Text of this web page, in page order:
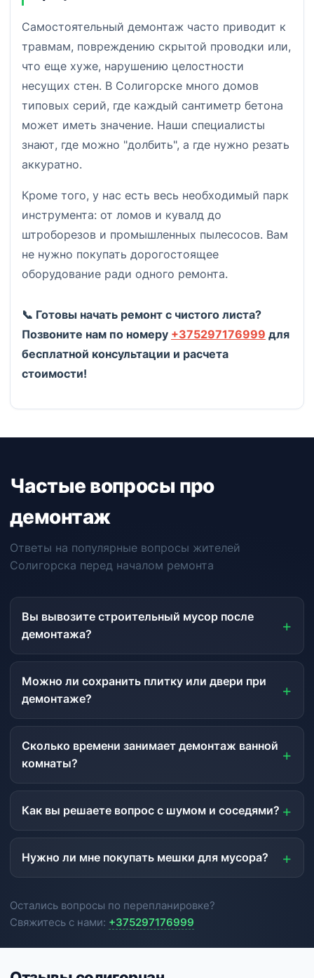
Самостоятельный демонтаж часто приводит к
травмам, повреждению скрытой проводки или,
что еще хуже, нарушению целостности
несущих стен. В Солигорске много домов
типовых серий, где каждый сантиметр бетона
может иметь значение. Наши специалисты
знают, где можно "долбить", а где нужно резать
аккуратно.
Кроме того, у нас есть весь необходимый парк
инструмента: от ломов и кувалд до
штроборезов и промышленных пылесосов. Вам
не нужно покупать дорогостоящее
оборудование ради одного ремонта.
📞 Готовы начать ремонт с чистого листа?
Позвоните нам по номеру +375297176999 для
бесплатной консультации и расчета
стоимости!
Частые вопросы про
демонтаж
Ответы на популярные вопросы жителей
Солигорска перед началом ремонта
Вы вывозите строительный мусор после
демонтажа?
Можно ли сохранить плитку или двери при
демонтаже?
Сколько времени занимает демонтаж ванной
комнаты?
Как вы решаете вопрос с шумом и соседями?
Нужно ли мне покупать мешки для мусора?
Остались вопросы по перепланировке?
Свяжитесь с нами: +375297176999